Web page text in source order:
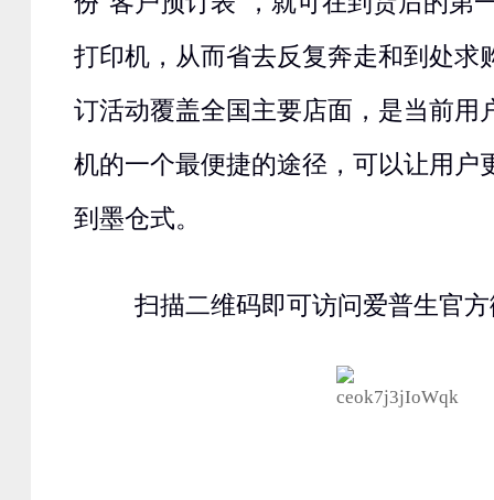
打印机，从而省去反复奔走和到处求
订活动覆盖全国主要店面，是当前用
机的一个最便捷的途径，可以让用户
到墨仓式。
扫描二维码即可访问爱普生官方